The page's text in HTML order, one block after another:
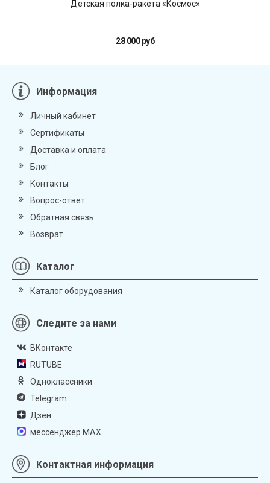
Детская полка-ракета «Космос»
28 000 руб
Информация
Личный кабинет
Сертификаты
Доставка и оплата
Блог
Контакты
Вопрос-ответ
Обратная связь
Возврат
Каталог
Каталог оборудования
Следите за нами
ВКонтакте
RUTUBE
Одноклассники
Telegram
Дзен
мессенджер MAX
Контактная информация